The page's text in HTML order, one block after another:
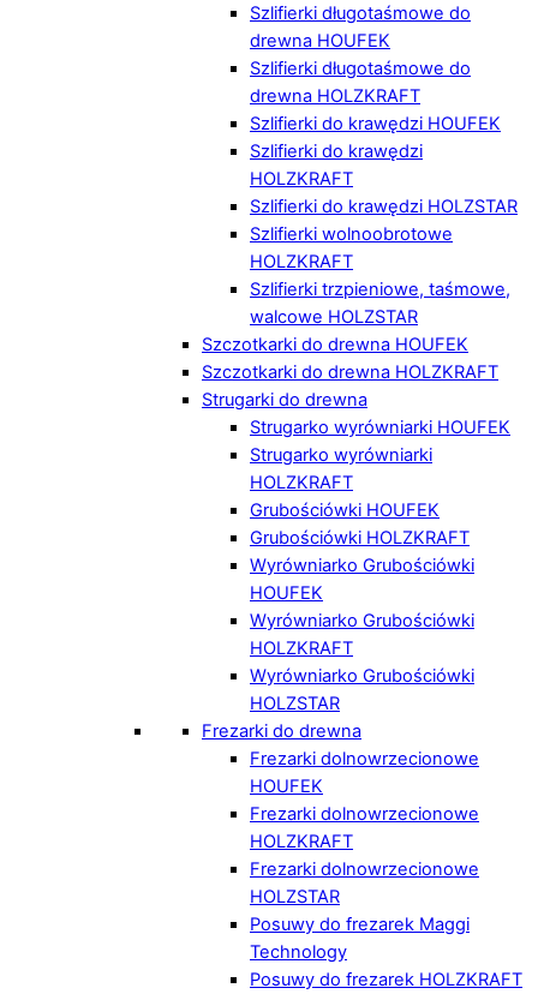
Szlifierki długotaśmowe do
drewna HOUFEK
Szlifierki długotaśmowe do
drewna HOLZKRAFT
Szlifierki do krawędzi HOUFEK
Szlifierki do krawędzi
HOLZKRAFT
Szlifierki do krawędzi HOLZSTAR
Szlifierki wolnoobrotowe
HOLZKRAFT
Szlifierki trzpieniowe, taśmowe,
walcowe HOLZSTAR
Szczotkarki do drewna HOUFEK
Szczotkarki do drewna HOLZKRAFT
Strugarki do drewna
Strugarko wyrówniarki HOUFEK
Strugarko wyrówniarki
HOLZKRAFT
Grubościówki HOUFEK
Grubościówki HOLZKRAFT
Wyrówniarko Grubościówki
HOUFEK
Wyrówniarko Grubościówki
HOLZKRAFT
Wyrówniarko Grubościówki
HOLZSTAR
Frezarki do drewna
Frezarki dolnowrzecionowe
HOUFEK
Frezarki dolnowrzecionowe
HOLZKRAFT
Frezarki dolnowrzecionowe
HOLZSTAR
Posuwy do frezarek Maggi
Technology
Posuwy do frezarek HOLZKRAFT